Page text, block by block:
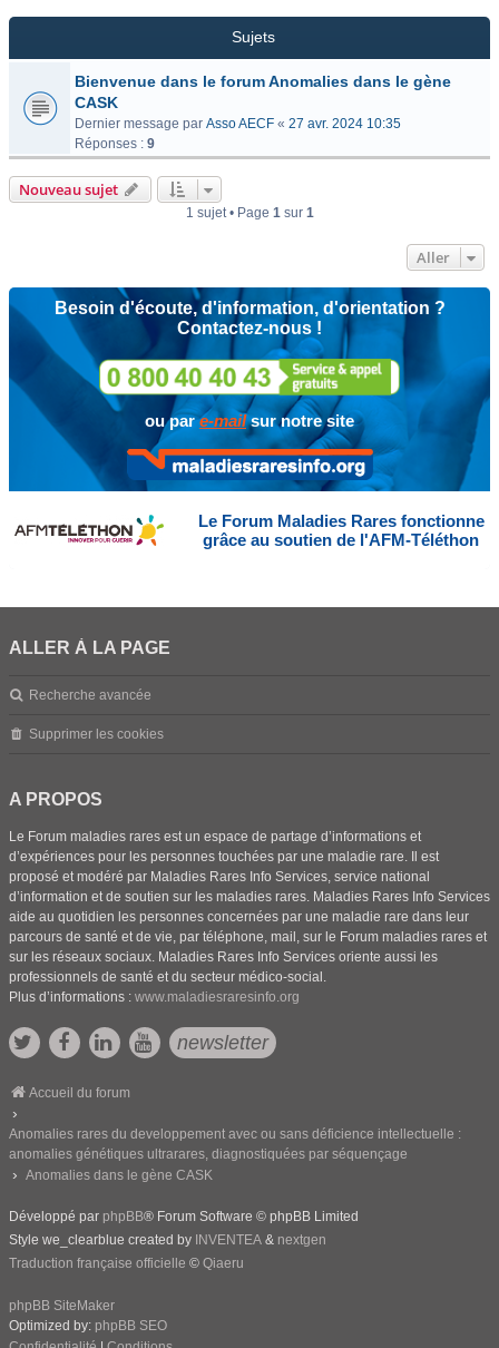
Sujets
Bienvenue dans le forum Anomalies dans le gène
CASK
Dernier message par Asso AECF « 27 avr. 2024 10:35
Réponses : 9
Nouveau sujet
1 sujet • Page 1sur 1
Aller
Besoin d'écoute, d'information, d'orientation ?
Contactez-nous !
ou pare-mailsur notre site
Le Forum Maladies Rares fonctionne
grâce au soutien de l'AFM-Téléthon
ALLER À LA PAGE
Recherche avancée
Supprimer les cookies
A PROPOS
Le Forum maladies rares est un espace de partage d’informations et
d’expériences pour les personnes touchées par une maladie rare. Il est
proposé et modéré par Maladies Rares Info Services, service national
d’information et de soutien sur les maladies rares. Maladies Rares Info Services
aide au quotidien les personnes concernées par une maladie rare dans leur
parcours de santé et de vie, par téléphone, mail, sur le Forum maladies rares et
sur les réseaux sociaux. Maladies Rares Info Services oriente aussi les
professionnels de santé et du secteur médico-social.
Plus d’informations : www.maladiesraresinfo.org
newsletter
Accueil du forum
Anomalies rares du developpement avec ou sans déficience intellectuelle :
anomalies génétiques ultrarares, diagnostiquées par séquençage
Anomalies dans le gène CASK
Développé par phpBB® Forum Software © phpBB Limited
Style we_clearblue created by INVENTEA & nextgen
Traduction française officielle © Qiaeru
phpBB SiteMaker
Optimized by: phpBB SEO